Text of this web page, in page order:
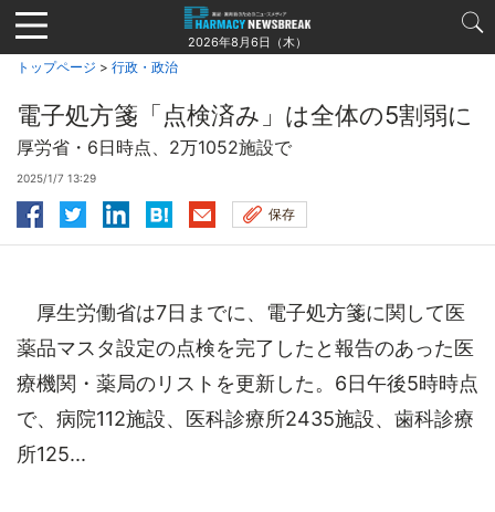
Jump
to
navigation
2026年8月6日（木）
トップページ > 行政・政治
電子処方箋「点検済み」は全体の5割弱に
厚労省・6日時点、2万1052施設で
2025/1/7 13:29
保存
厚生労働省は7日までに、電子処方箋に関して医
薬品マスタ設定の点検を完了したと報告のあった医
療機関・薬局のリストを更新した。6日午後5時時点
で、病院112施設、医科診療所2435施設、歯科診療
所125...